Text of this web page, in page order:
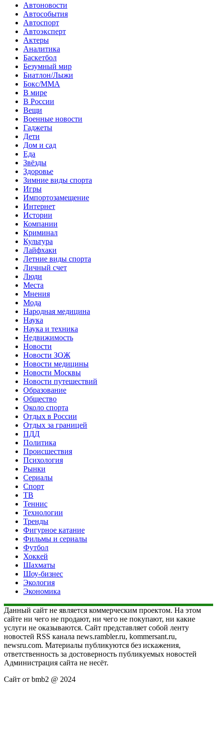
Автоновости
Автособытия
Автоспорт
Автоэксперт
Актеры
Аналитика
Баскетбол
Безумный мир
Биатлон/Лыжи
Бокс/MMA
В мире
В России
Вещи
Военные новости
Гаджеты
Дети
Дом и сад
Еда
Звёзды
Здоровье
Зимние виды спорта
Игры
Импортозамещение
Интернет
Истории
Компании
Криминал
Культура
Лайфхаки
Летние виды спорта
Личный счет
Люди
Места
Мнения
Мода
Народная медицина
Наука
Наука и техника
Недвижимость
Новости
Новости ЗОЖ
Новости медицины
Новости Москвы
Новости путешествий
Образование
Общество
Около спорта
Отдых в России
Отдых за границей
ПДД
Политика
Происшествия
Психология
Рынки
Сериалы
Спорт
ТВ
Теннис
Технологии
Тренды
Фигурное катание
Фильмы и сериалы
Футбол
Хоккей
Шахматы
Шоу-бизнес
Экология
Экономика
Данный сайт не является коммерческим проектом. На этом
сайте ни чего не продают, ни чего не покупают, ни какие
услуги не оказываются. Сайт представляет собой ленту
новостей RSS канала news.rambler.ru, kommersant.ru,
newsru.com. Материалы публикуются без искажения,
ответственность за достоверность публикуемых новостей
Администрация сайта не несёт.
Сайт от bmb2 @ 2024